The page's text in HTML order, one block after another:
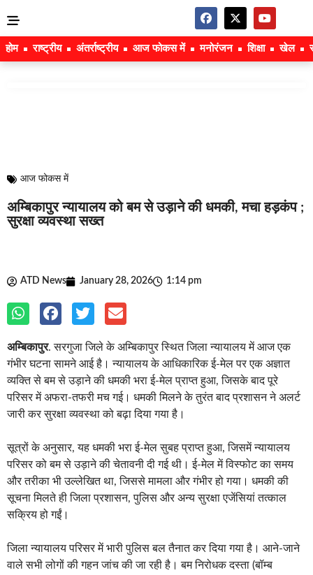
होम राष्ट्रीय अंतर्राष्ट्रीय आज फोकस में मनोरंजन शिक्षा खेल
आज फोकस में
अम्बिकापुर न्यायालय को बम से उड़ाने की धमकी, मचा हड़कंप ;
सुरक्षा व्यवस्था सख्त
ATD News January 28, 2026 1:14 pm
अम्बिकापुर. सरगुजा जिले के अम्बिकापुर स्थित जिला न्यायालय में आज एक
गंभीर घटना सामने आई है। न्यायालय के आधिकारिक ई-मेल पर एक अज्ञात
व्यक्ति से बम से उड़ाने की धमकी भरा ई-मेल प्राप्त हुआ, जिसके बाद पूरे
परिसर में अफरा-तफरी मच गई। धमकी मिलने के तुरंत बाद प्रशासन ने अलर्ट
जारी कर सुरक्षा व्यवस्था को बढ़ा दिया गया है।
सूत्रों के अनुसार, यह धमकी भरा ई-मेल सुबह प्राप्त हुआ, जिसमें न्यायालय
परिसर को बम से उड़ाने की चेतावनी दी गई थी। ई-मेल में विस्फोट का समय
और तरीका भी उल्लेखित था, जिससे मामला और गंभीर हो गया। धमकी की
सूचना मिलते ही जिला प्रशासन, पुलिस और अन्य सुरक्षा एजेंसियां तत्काल
सक्रिय हो गईं।
जिला न्यायालय परिसर में भारी पुलिस बल तैनात कर दिया गया है। आने-जाने
वाले सभी लोगों की गहन जांच की जा रही है। बम निरोधक दस्ता (बॉम्ब